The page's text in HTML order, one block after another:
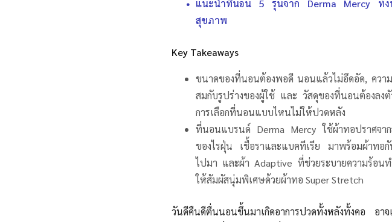
แนะนำที่นอน 5 รุ่นจาก Derma Mercy ทั้ง
สุขภาพ
Key Takeaways
ขนาดของที่นอนต้องพอดี นอนแล้วไม่อึดอัด, ควา
สมกับรูปร่างของผู้ใช้ และ วัสดุของที่นอนต้องล
การเลือกที่นอนแบบไหนไม่ให้ปวดหลัง
ที่นอนแบรนด์ Derma Mercy ใช้ผ้าทอปราศจา
ของไรฝุ่น เชื้อราและแบคทีเรีย มาพร้อมผ้าทอ
ไปมา และผ้า Adaptive ที่ช่วยระบายความร้อนท
ให้สัมผัสนุ่มพิเศษด้วยผ้าทอ Super Stretch
วันดีคืนดีตื่นนอนขึ้นมาเกิดอาการปวดทั้งหลังทั้งคอ อา